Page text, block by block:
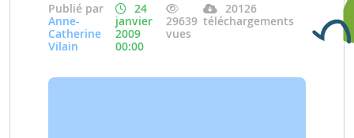
Publié par
Anne-
Catherine
Vilain
24
janvier
2009
00:00
29639
vues
20126
téléchargements